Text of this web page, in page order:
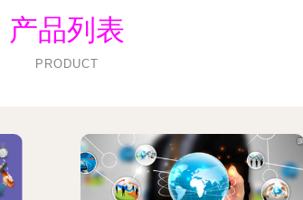
产品列表
PRODUCT